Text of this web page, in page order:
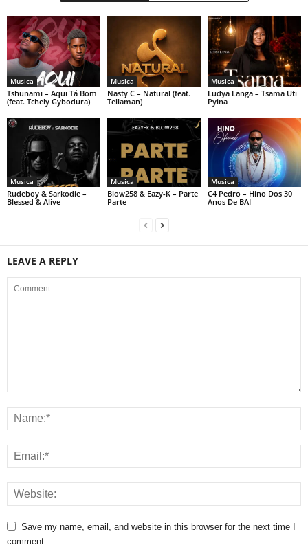
Musica
Tshunami – Aqui Tá Bom
(feat. Tchely Gybodura)
Musica
Nasty C – Natural (feat.
Tellaman)
Musica
Ludya Langa – Tsama Uti
Pyina
Musica
Rudeboy & Sarkodie –
Blessed & Alive
Musica
Blow258 & Eazy-K – Parte
Parte
Musica
C4 Pedro – Hino Dos 30
Anos De BAI
LEAVE A REPLY
Save my name, email, and website in this browser for the next time I
comment.